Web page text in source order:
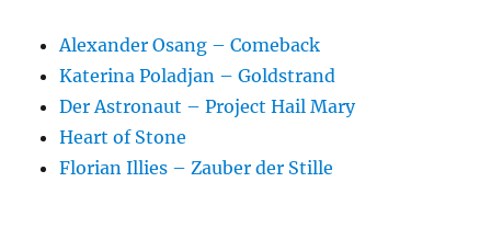
Alexander Osang – Comeback
Katerina Poladjan – Goldstrand
Der Astronaut – Project Hail Mary
Heart of Stone
Florian Illies – Zauber der Stille